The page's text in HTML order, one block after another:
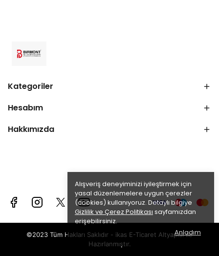
Alışveriş deneyiminizi iyileştirmek için
yasal düzenlemelere uygun çerezler
(cookies) kullanıyoruz. Detaylı bilgiye
Gizlilik ve Çerez Politikası sayfamızdan
erişebilirsiniz.
Anladım
Kategoriler
Hesabım
Hakkımızda
©2023 Tüm Hakları Saklıdır - ikas E-Ticaret Altyapısı ile
Hazırlanmıştır.